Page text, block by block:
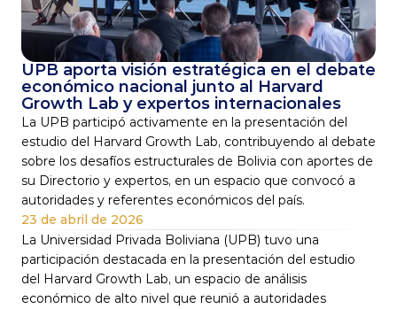
UPB aporta visión estratégica en el debate
económico nacional junto al Harvard
Growth Lab y expertos internacionales
La UPB participó activamente en la presentación del
estudio del Harvard Growth Lab, contribuyendo al debate
sobre los desafíos estructurales de Bolivia con aportes de
su Directorio y expertos, en un espacio que convocó a
autoridades y referentes económicos del país.
23 de abril de 2026
La Universidad Privada Boliviana (UPB) tuvo una
participación destacada en la presentación del estudio
del Harvard Growth Lab, un espacio de análisis
económico de alto nivel que reunió a autoridades